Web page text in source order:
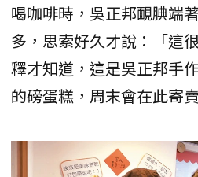
喝咖啡時，吳正邦靦腆端
多，思索好久才說：「這
釋才知道，這是吳正邦手
的磅蛋糕，周末會在此寄